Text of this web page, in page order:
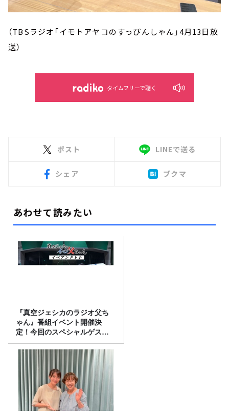
（TBSラジオ「イモトアヤコのすっぴんしゃん」4月13日放
送）
タイムフリーで聴く
ポスト LINEで送る
シェア ブクマ
あわせて読みたい
『真空ジェシカのラジオ父ち
ゃん』番組イベント開催決
定！今回のスペシャルゲスト
は、タカアンドトシ！